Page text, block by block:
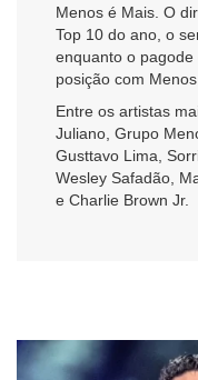
Menos é Mais. O
Top 10 do ano, o
enquanto o
posição com
Entre os artistas
Juliano, Grupo
Gusttavo Lima,
Wesley Safadão,
e Charlie Brown Jr.